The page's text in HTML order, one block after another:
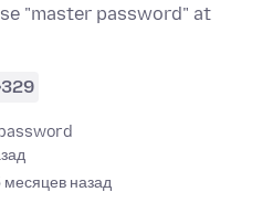
"master password" at
329
месяцев назад